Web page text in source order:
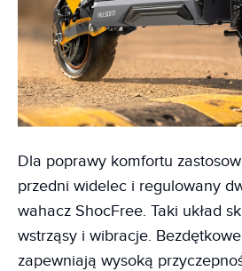
Dla poprawy komfortu
przedni widelec i regulowany
wahacz ShocFree. Taki układ
wstrząsy i wibracje.
zapewniają wysoką